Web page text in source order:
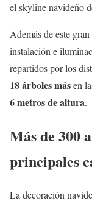
el skyline navideño
Además de este
instalación e
repartidos por los
18 árboles másen
6 metros de altura.
Más de 300
principales
La decoración